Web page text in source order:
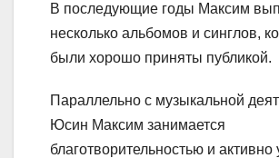
В последующие годы Максим
несколько альбомов и синглов,
были хорошо приняты публикой.
Параллельно с музыкальной
Юсин Максим занимается
благотворительностью и активно